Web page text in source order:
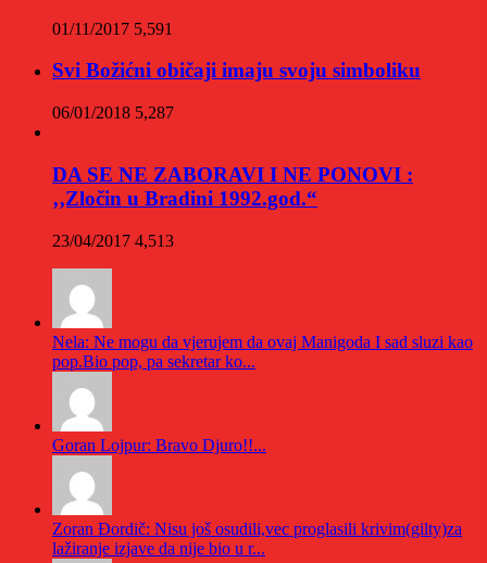
01/11/2017 5,591
Svi Božićni običaji imaju svoju simboliku
06/01/2018 5,287
DA SE NE ZABORAVI I NE PONOVI :
‚‚Zločin u Bradini 1992.god.“
23/04/2017 4,513
Nela: Ne mogu da vjerujem da ovaj Manigoda I sad sluzi kao
pop.Bio pop, pa sekretar ko...
Goran Lojpur: Bravo Djuro!!...
Zoran Đordič: Nisu još osudili,vec proglasili krivim(gilty)za
lažiranje izjave da nije bio u r...